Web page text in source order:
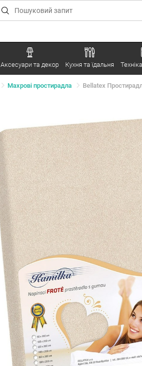
Аксесуари та декор Кухня та їдальня
Махрові простирадла Bellatex